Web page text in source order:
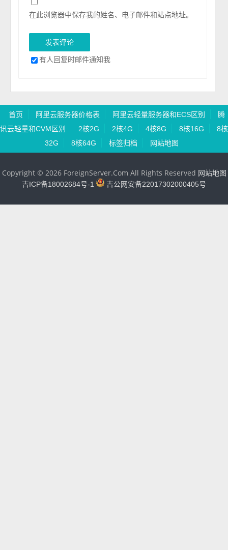
在此浏览器中保存我的姓名、电子邮件和站点地址。
有人回复时邮件通知我
首页 阿里云服务器价格表 阿里云轻量服务器和ECS区别
腾
讯云轻量和CVM区别
2核2G 2核4G 4核8G 8核16G
8核
32G
8核64G 标签归档 网站地图
Copyright © 2026 ForeignServer.Com All Rights Reserved 网站地图
吉ICP备18002684号-1
吉公网安备22017302000405号